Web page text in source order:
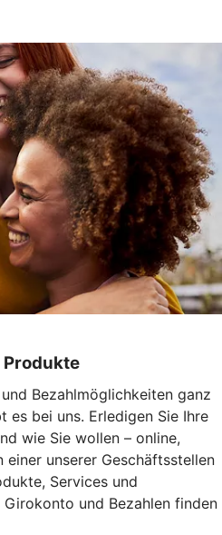
Produkte
Bezahlmöglichkeiten ganz
es bei uns. Erledigen Sie Ihre
wie Sie wollen – online,
unserer Geschäftsstellen
Services und
und Bezahlen finden